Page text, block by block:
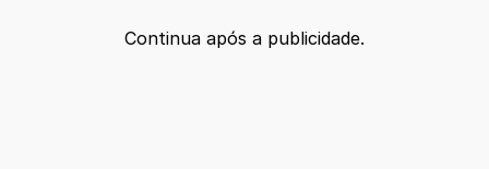
Continua após a publicidade.